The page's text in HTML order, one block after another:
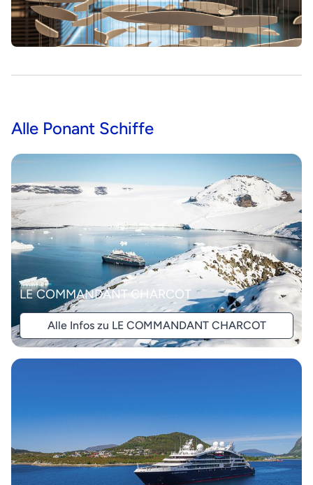
Alle Ponant Schiffe
LE COMMANDANT CHARCOT
Alle Infos zu LE COMMANDANT CHARCOT